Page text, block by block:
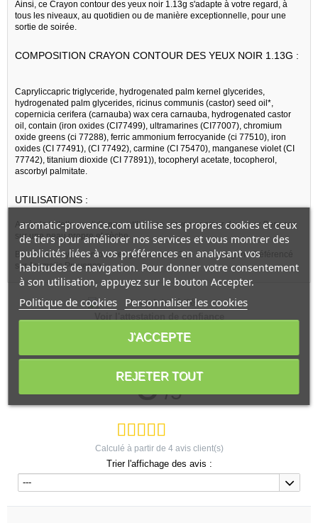
Ainsi, ce Crayon contour des yeux noir 1.13g s'adapte à votre regard, à
tous les niveaux, au quotidien ou de manière exceptionnelle, pour une
sortie de soirée.
COMPOSITION CRAYON CONTOUR DES YEUX NOIR 1.13G :
Capryliccapric triglyceride, hydrogenated palm kernel glycerides,
hydrogenated palm glycerides, ricinus communis (castor) seed oil*,
copernicia cerifera (carnauba) wax cera carnauba, hydrogenated castor
oil, contain (iron oxides (CI77499), ultramarines (CI77007), chromium
oxide greens (ci 77288), ferric ammonium ferrocyanide (ci 77510), iron
oxides (CI 77491), (CI 77492), carmine (CI 75470), manganese violet (CI
77742), titanium dioxide (CI 77891)), tocopheryl acetate, tocopherol,
ascorbyl palmitate.
UTILISATIONS :
Après la toilette quotidienne, utiliser ce crayon contour des yeux Benecos
sur une peau propre et sèche.
Benecos Crayon contour des yeux noir 1.13g - BDIH, Vegan - Référencé
sur Aromatic Provence.
Avis soumis à un contrôle
5/5
Calculé à partir de 4avis client(s)
Trier l'affichage des avis :
---
aromatic-provence.com utilise ses propres cookies et ceux
de tiers pour améliorer nos services et vous montrer des
publicités liées à vos préférences en analysant vos
habitudes de navigation. Pour donner votre consentement
à son utilisation, appuyez sur le bouton Accepter.
Politique de cookies Personnaliser les cookies
REJETER TOUT
J'ACCEPTE